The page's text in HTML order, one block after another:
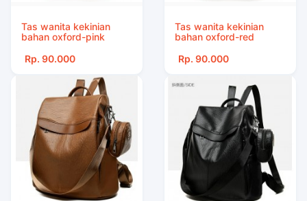
Tas wanita kekinian
bahan oxford-pink
Rp. 90.000
Tas wanita kekinian
bahan oxford-red
Rp. 90.000